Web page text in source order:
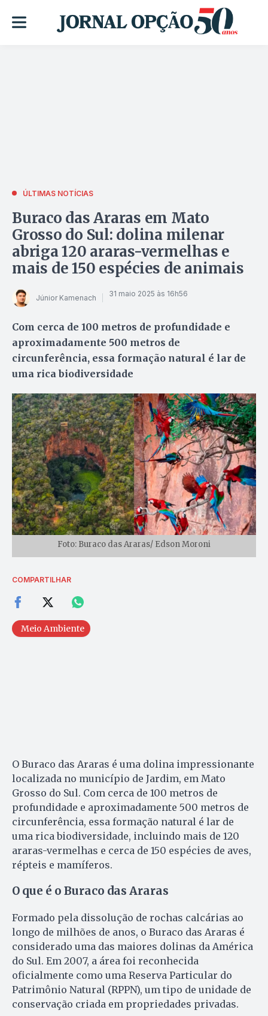
ÚLTIMAS NOTÍCIAS
Buraco das Araras em Mato
Grosso do Sul: dolina milenar
abriga 120 araras-vermelhas e
mais de 150 espécies de animais
Júnior Kamenach 31 maio 2025 às 16h56
Com cerca de 100 metros de profundidade e
aproximadamente 500 metros de
circunferência, essa formação natural é lar de
uma rica biodiversidade
Foto: Buraco das Araras/ Edson Moroni
COMPARTILHAR
Meio Ambiente
O Buraco das Araras é uma dolina impressionante
localizada no município de Jardim, em Mato
Grosso do Sul. Com cerca de 100 metros de
profundidade e aproximadamente 500 metros de
circunferência, essa formação natural é lar de
uma rica biodiversidade, incluindo mais de 120
araras-vermelhas e cerca de 150 espécies de aves,
répteis e mamíferos.
O que é o Buraco das Araras
Formado pela dissolução de rochas calcárias ao
longo de milhões de anos, o Buraco das Araras é
considerado uma das maiores dolinas da América
do Sul. Em 2007, a área foi reconhecida
oficialmente como uma Reserva Particular do
Patrimônio Natural (RPPN), um tipo de unidade de
conservação criada em propriedades privadas.